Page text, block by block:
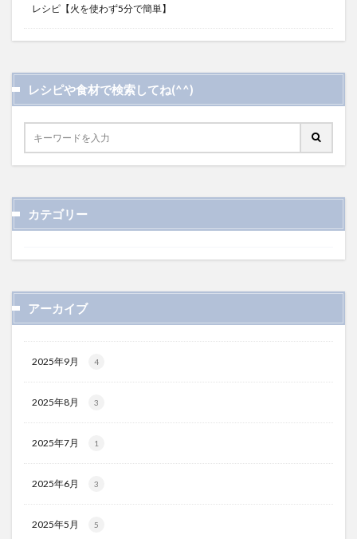
レシピ【火を使わず5分で簡単】
レシピや食材で検索してね(^^)
カテゴリー
アーカイブ
2025年9月 4
2025年8月 3
2025年7月 1
2025年6月 3
2025年5月 5